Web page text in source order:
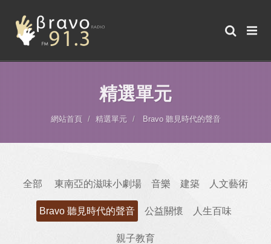
精選單元
網站首頁 精選單元 Bravo 聽見時代的聲音
全部 東南亞的滋味小劇場 音樂 建築 人文藝術
Bravo 聽見時代的聲音 公益關懷 人生百味
親子教育